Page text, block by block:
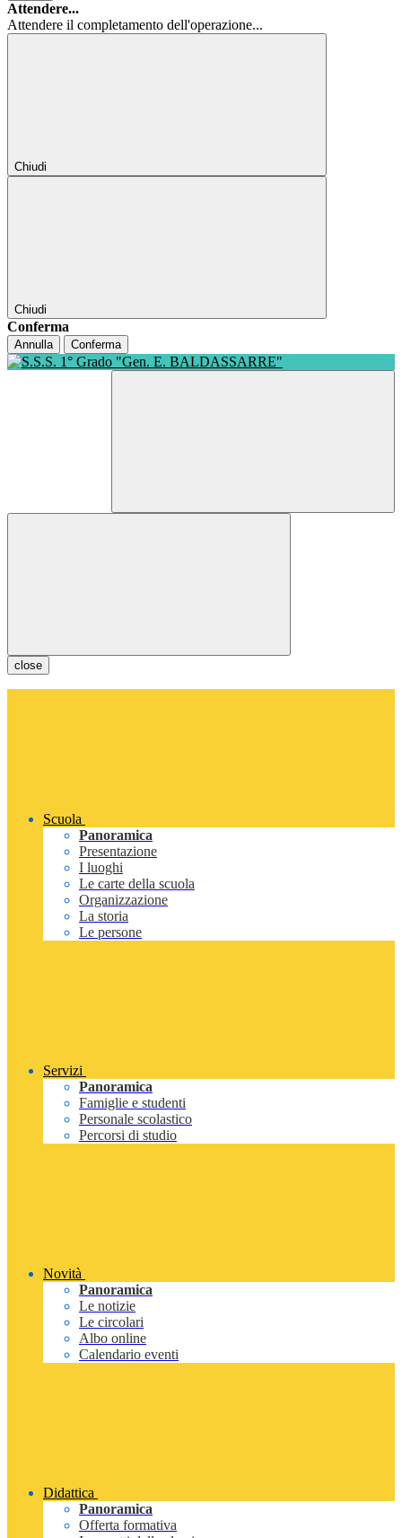
Attendere...
Attendere il completamento dell'operazione...
Chiudi
Chiudi
Conferma
Annulla Conferma
close
Scuola
Panoramica
Presentazione
I luoghi
Le carte della scuola
Organizzazione
La storia
Le persone
Servizi
Panoramica
Famiglie e studenti
Personale scolastico
Percorsi di studio
Novità
Panoramica
Le notizie
Le circolari
Albo online
Calendario eventi
Didattica
Panoramica
Offerta formativa